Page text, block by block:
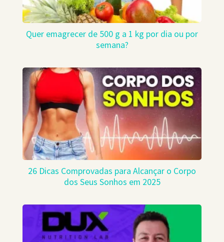
Quer emagrecer de 500 g a 1 kg por dia ou por
semana?
26 Dicas Comprovadas para Alcançar o Corpo
dos Seus Sonhos em 2025